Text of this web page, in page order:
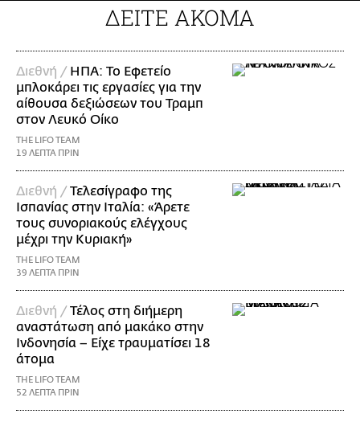
ΔΕΙΤΕ ΑΚΟΜΑ
Διεθνή / ΗΠΑ: Το Εφετείο
μπλοκάρει τις εργασίες για την
αίθουσα δεξιώσεων του Τραμπ
στον Λευκό Οίκο
THE LIFO TEAM
19 ΛΕΠΤΑ ΠΡΙΝ
Διεθνή /Τελεσίγραφο της
Ισπανίας στην Ιταλία: «Άρετε
τους συνοριακούς ελέγχους
μέχρι την Κυριακή»
THE LIFO TEAM
39 ΛΕΠΤΑ ΠΡΙΝ
Διεθνή /Τέλος στη διήμερη
αναστάτωση από μακάκο στην
Ινδονησία – Είχε τραυματίσει 18
άτομα
THE LIFO TEAM
52 ΛΕΠΤΑ ΠΡΙΝ